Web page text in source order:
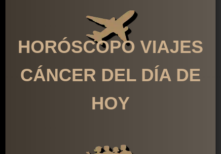
HORÓSCOPO VIAJES
CÁNCER DEL DÍA DE
HOY